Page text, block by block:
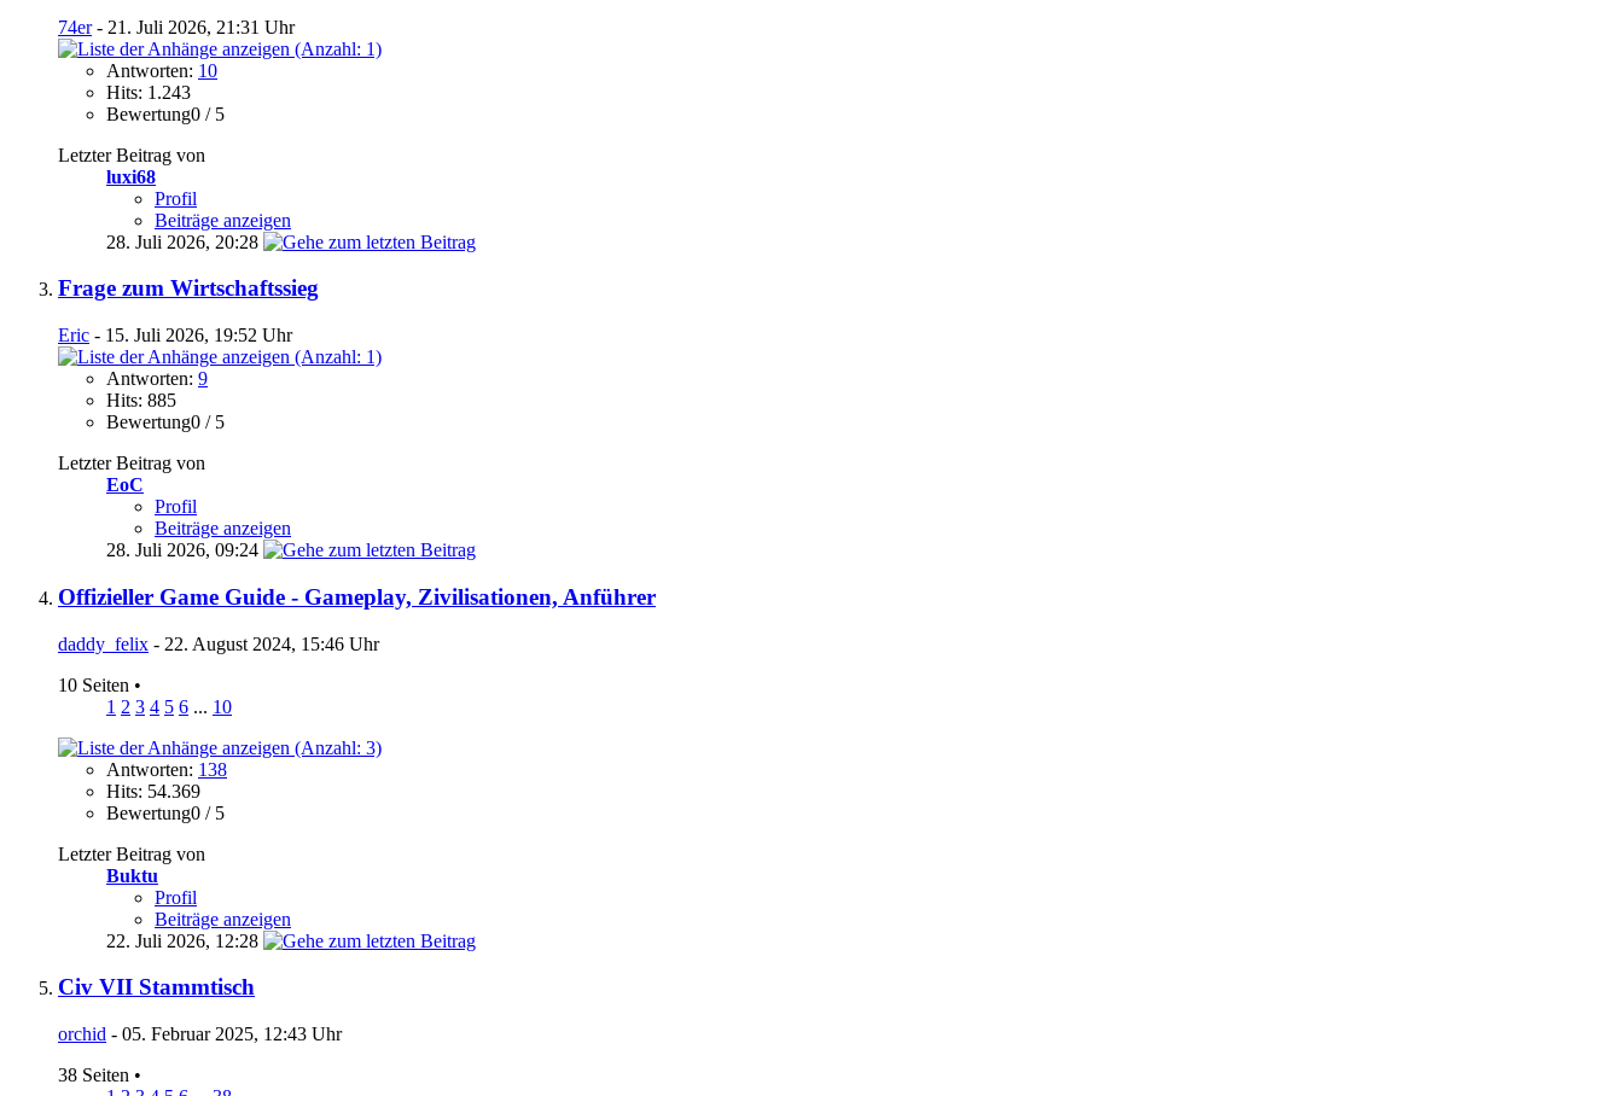
74er- 21. Juli 2026, 21:31 Uhr
Antworten: 10
Hits: 1.243
Bewertung0 / 5
Letzter Beitrag von
luxi68
Profil
Beiträge anzeigen
28. Juli 2026, 20:28
Frage zum Wirtschaftssieg
Eric - 15. Juli 2026, 19:52 Uhr
Antworten: 9
Hits: 885
Bewertung0 / 5
Letzter Beitrag von
EoC
Profil
Beiträge anzeigen
28. Juli 2026, 09:24
Offizieller Game Guide - Gameplay, Zivilisationen, Anführer
daddy_felix - 22. August 2024, 15:46 Uhr
10 Seiten •
1 2 3 4 5 6 ... 10
Antworten: 138
Hits: 54.369
Bewertung0 / 5
Letzter Beitrag von
Buktu
Profil
Beiträge anzeigen
22. Juli 2026, 12:28
Civ VII Stammtisch
orchid - 05. Februar 2025, 12:43 Uhr
38 Seiten •